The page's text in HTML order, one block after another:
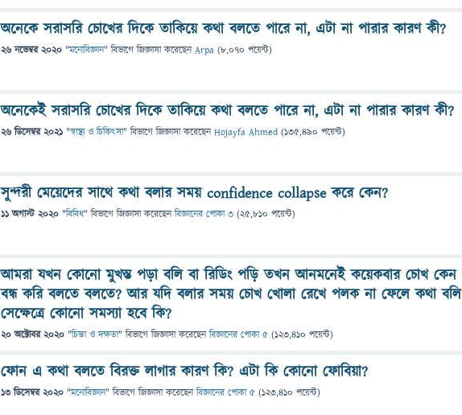
অনেকে সরাসরি চোখের দিকে তাকিয়ে কথা বলতে পারে না, এটা না পারার কারণ কী?
26 নভেম্বর 2020 "মনোবিজ্ঞান" বিভাগে জিজ্ঞাসাকরেছেনArpa (8,070 পয়েন্ট)
অনেকেই সরাসরি চোখের দিকে তাকিয়ে কথা বলতে পারে না, এটা না পারার কারণ কী?
26 ডিসেম্বর 2021 "স্বাস্থ্য ও চিকিৎসা" বিভাগে জিজ্ঞাসাকরেছেনHojayfa Ahmed (135,490 পয়েন্ট)
সুন্দরী মেয়েদের সাথে কথা বলার সময় confidence collapse করে কেন?
11 অগাস্ট 2020 "বিবিধ" বিভাগে জিজ্ঞাসাকরেছেনবিজ্ঞানের পোকা ৩ (25,810 পয়েন্ট)
আমরা যখন কোনো মুখস্ত পড়া বলি বা রিডিং পড়ি তখন আনমনেই কয়েকবার চোখ কেন
বন্ধ করি বলতে বলতে? আর যদি বলার সময় চোখ খোলা রেখে পলক না ফেলে কথা বলি
সেক্ষেত্রে কোনো সমস্যা হবে কি?
20 অক্টোবর 2020 "চিন্তা ও দক্ষতা" বিভাগে জিজ্ঞাসাকরেছেনবিজ্ঞানের পোকা ৫ (123,410 পয়েন্ট)
ফোন এ কথা বলতে বিরক্ত লাগার কারণ কি? এটা কি কোনো ফোবিয়া?
13 ডিসেম্বর 2020 "মনোবিজ্ঞান" বিভাগে জিজ্ঞাসাকরেছেনবিজ্ঞানের পোকা ৫ (123,410 পয়েন্ট)